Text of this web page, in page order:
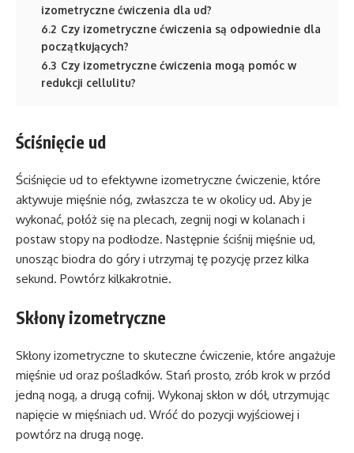
izometryczne ćwiczenia dla ud?
6.2 Czy izometryczne ćwiczenia są odpowiednie dla
początkujących?
6.3 Czy izometryczne ćwiczenia mogą pomóc w
redukcji cellulitu?
Ściśnięcie ud
Ściśnięcie ud to efektywne izometryczne ćwiczenie, które
aktywuje mięśnie nóg, zwłaszcza te w okolicy ud. Aby je
wykonać, połóż się na plecach, zegnij nogi w kolanach i
postaw stopy na podłodze. Następnie ściśnij mięśnie ud,
unosząc biodra do góry i utrzymaj tę pozycję przez kilka
sekund. Powtórz kilkakrotnie.
Skłony izometryczne
Skłony izometryczne to skuteczne ćwiczenie, które angażuje
mięśnie ud oraz pośladków. Stań prosto, zrób krok w przód
jedną nogą, a drugą cofnij. Wykonaj skłon w dół, utrzymując
napięcie w mięśniach ud. Wróć do pozycji wyjściowej i
powtórz na drugą nogę.